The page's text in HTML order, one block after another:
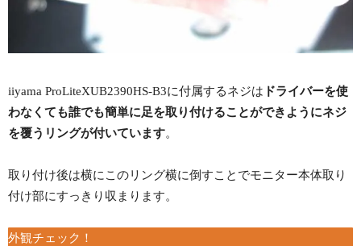
iiyama ProLiteXUB2390HS-B3に付属するネジは ドライバーを使
わなくても誰でも簡単に足を取り付けることができようにネジ
を覆うリングが付いています。
取り付け後は横にこのリング横に倒すことでモニター本体取り
付け部にすっきり収まります。
外観チェック！